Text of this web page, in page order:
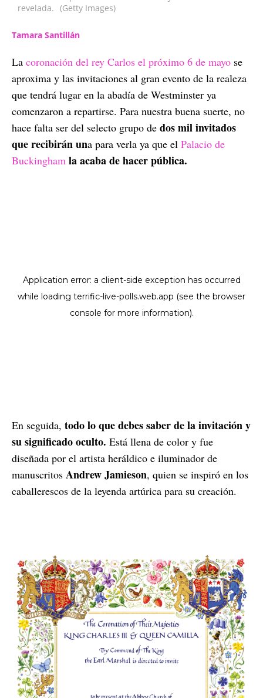
revelada. (Getty Images)
Tamara Santillán
La coronación del rey Carlos el próximo 6 de mayo se
aproxima y las invitaciones al gran evento de la realeza
que tendrá lugar en la abadía de Westminster ya
comenzaron a repartirse. Para nuestra buena suerte, no
hace falta ser del selecto grupo de dos mil invitados
que recibirán una para verla ya que el Palacio de
Buckingham la acaba de hacer pública.
En seguida, todo lo que debes saber de la invitación y
su significado oculto. Está llena de color y fue
diseñada por el artista heráldico e iluminador de
manuscritos Andrew Jamieson, quien se inspiró en los
caballerescos de la leyenda artúrica para su creación.